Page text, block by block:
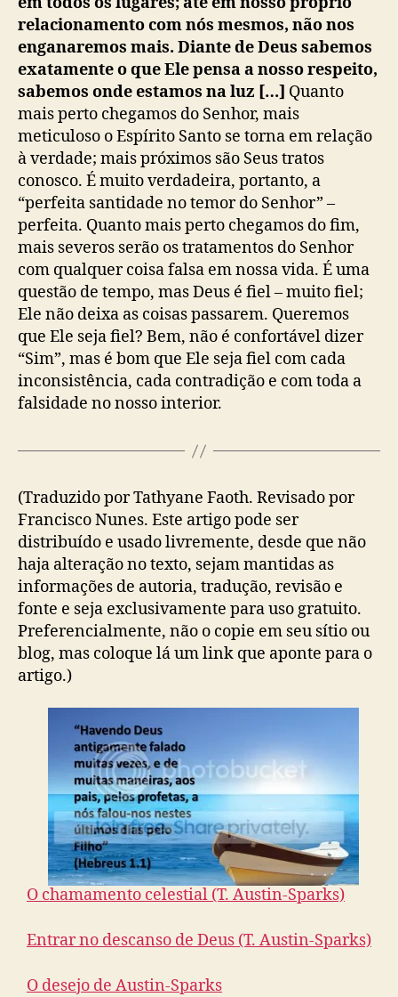
relacionamento com nós mesmos, não nos
enganaremos mais. Diante de Deus sabemos
exatamente o que Ele pensa a nosso respeito,
sabemos onde estamos na luz […] Quanto
mais perto chegamos do Senhor, mais
meticuloso o Espírito Santo se torna em relação
à verdade; mais próximos são Seus tratos
conosco. É muito verdadeira, portanto, a
“perfeita santidade no temor do Senhor” –
perfeita. Quanto mais perto chegamos do fim,
mais severos serão os tratamentos do Senhor
com qualquer coisa falsa em nossa vida. É uma
questão de tempo, mas Deus é fiel – muito fiel;
Ele não deixa as coisas passarem. Queremos
que Ele seja fiel? Bem, não é confortável dizer
“Sim”, mas é bom que Ele seja fiel com cada
inconsistência, cada contradição e com toda a
falsidade no nosso interior.
(Traduzido por Tathyane Faoth. Revisado por
Francisco Nunes. Este artigo pode ser
distribuído e usado livremente, desde que não
haja alteração no texto, sejam mantidas as
informações de autoria, tradução, revisão e
fonte e seja exclusivamente para uso gratuito.
Preferencialmente, não o copie em seu sítio ou
blog, mas coloque lá um link que aponte para o
artigo.)
O chamamento celestial (T. Austin-Sparks)
Entrar no descanso de Deus (T. Austin-Sparks)
O desejo de Austin-Sparks